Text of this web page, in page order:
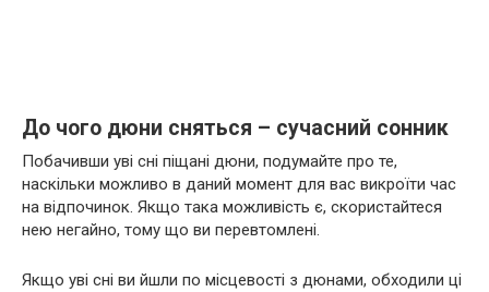
До чого дюни сняться – сучасний сонник
Побачивши уві сні піщані дюни, подумайте про те,
наскільки можливо в даний момент для вас викроїти час
на відпочинок. Якщо така можливість є, скористайтеся
нею негайно, тому що ви перевтомлені.
Якщо уві сні ви йшли по місцевості з дюнами, обходили ці